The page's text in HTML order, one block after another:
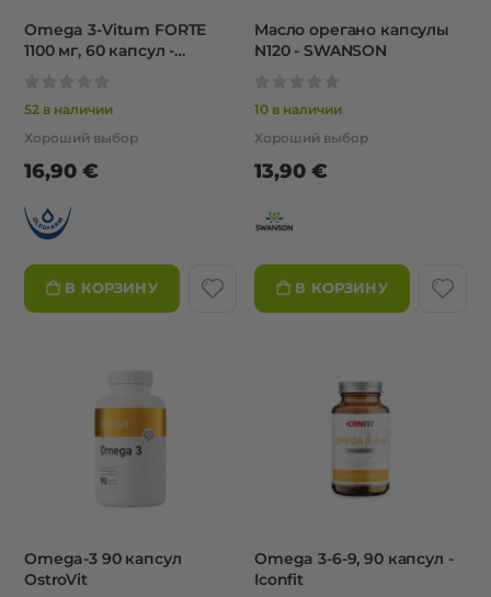
Omega 3-Vitum FORTE
1100 мг, 60 капсул -
52 в наличии
Хороший выбор
16,90 €
В КОРЗИНУ
Mасло орегано капсулы
N120 - SWANSON
10 в наличии
Хороший выбор
13,90 €
В КОРЗИНУ
Omega-3 90 капсул
OstroVit
Omega 3-6-9, 90 капсул -
Iconfit